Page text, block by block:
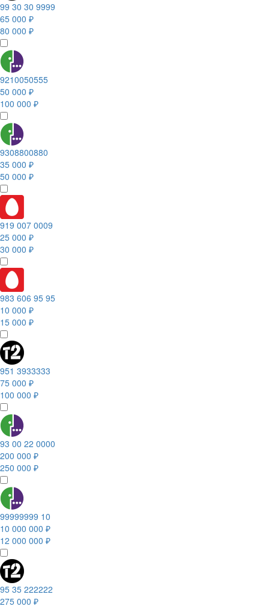
99 30 30 9999
65 000 ₽
80 000 ₽
9210050555
50 000 ₽
100 000 ₽
9308800880
35 000 ₽
50 000 ₽
919 007 0009
25 000 ₽
30 000 ₽
983 606 95 95
10 000 ₽
15 000 ₽
951 3933333
75 000 ₽
100 000 ₽
93 00 22 0000
200 000 ₽
250 000 ₽
99999999 10
10 000 000 ₽
12 000 000 ₽
95 35 222222
275 000 ₽